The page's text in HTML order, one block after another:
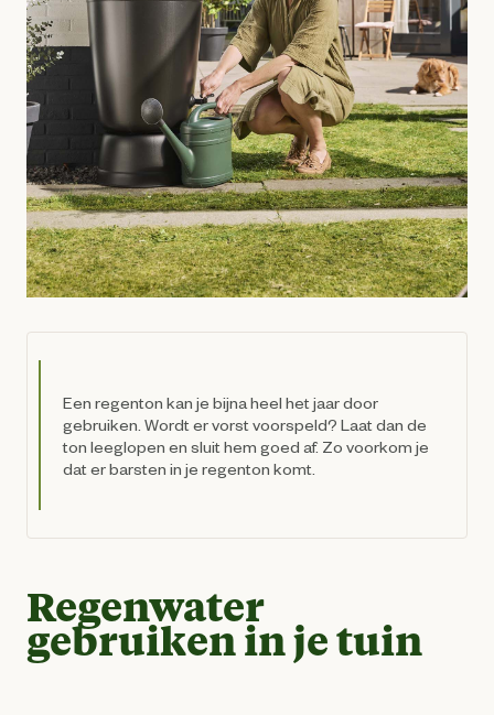
Een regenton kan je bijna heel het jaar door
gebruiken. Wordt er vorst voorspeld? Laat dan de
ton leeglopen en sluit hem goed af. Zo voorkom je
dat er barsten in je regenton komt.
Regenwater
gebruiken in je tuin